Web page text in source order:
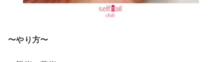
〜やり方〜